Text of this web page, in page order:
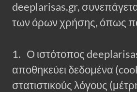
deeplarisas.gr,
των όρων χρήσης, όπως
1. Ο ιστότοπος
αποθηκεύει δεδομένα
στατιστικούς λόγους